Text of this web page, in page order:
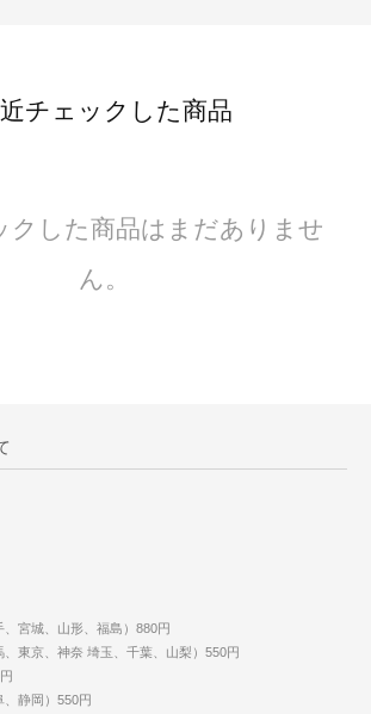
チェックした商品
クした商品はまだありませ
ん。
宮城、山形、福島）880円
東京、神奈 埼玉、千葉、山梨）550円
静岡）550円